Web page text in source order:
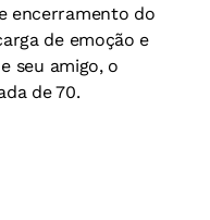
encerramento do
de emoção e
seu amigo, o
de 70.